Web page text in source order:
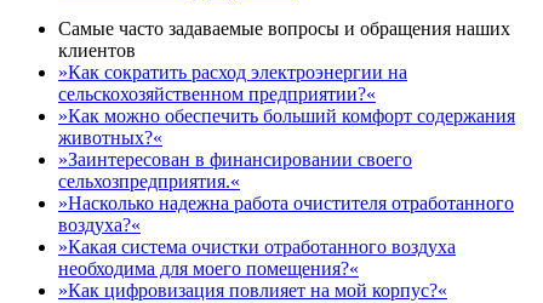
Самые часто задаваемые вопросы и обращения наших
клиентов
»Как сократить расход электроэнергии на
сельскохозяйственном предприятии?«
»Как можно обеспечить больший комфорт содержания
животных?«
»Заинтересован в финансировании своего
сельхозпредприятия.«
»Насколько надежна работа очистителя отработанного
воздуха?«
»Какая система очистки отработанного воздуха
необходима для моего помещения?«
»Как цифровизация повлияет на мой корпус?«